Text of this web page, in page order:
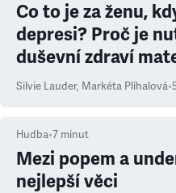
Co to je za ženu,
depresi? Proč je
duševní zdraví
Silvie Lauder, Markéta Plíhalová•
Hudba•7 minut
Mezi popem a
nejlepší věci